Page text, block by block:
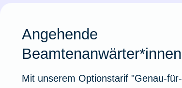
Angehende
Beamtenanwärter*innen
Mit unserem Optionstarif "Genau-für-